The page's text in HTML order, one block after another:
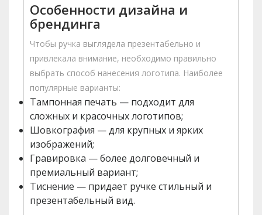
Особенности дизайна и
брендинга
Чтобы ручка выглядела презентабельно и
привлекала внимание, необходимо правильно
выбрать способ нанесения логотипа. Наиболее
популярные варианты:
Тампонная печать — подходит для
сложных и красочных логотипов;
Шовкография — для крупных и ярких
изображений;
Гравировка — более долговечный и
премиальный вариант;
Тиснение — придает ручке стильный и
презентабельный вид.